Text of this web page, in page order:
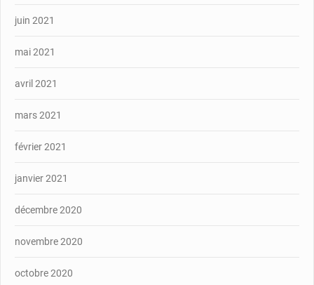
juin 2021
mai 2021
avril 2021
mars 2021
février 2021
janvier 2021
décembre 2020
novembre 2020
octobre 2020